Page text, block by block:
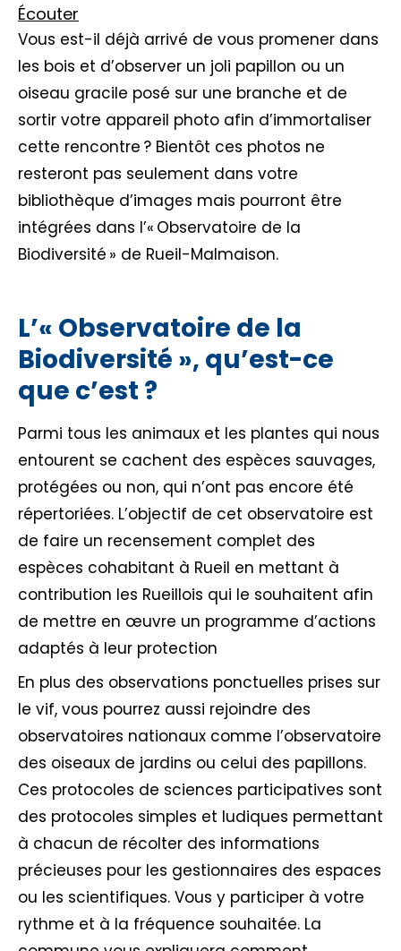
Écouter
Vous est-il déjà arrivé de vous promener dans
les bois et d’observer un joli papillon ou un
oiseau gracile posé sur une branche et de
sortir votre appareil photo afin d’immortaliser
cette rencontre ? Bientôt ces photos ne
resteront pas seulement dans votre
bibliothèque d’images mais pourront être
intégrées dans l’« Observatoire de la
Biodiversité » de Rueil-Malmaison.
L’« Observatoire de la
Biodiversité », qu’est-ce
que c’est ?
Parmi tous les animaux et les plantes qui nous
entourent se cachent des espèces sauvages,
protégées ou non, qui n’ont pas encore été
répertoriées. L’objectif de cet observatoire est
de faire un recensement complet des
espèces cohabitant à Rueil en mettant à
contribution les Rueillois qui le souhaitent afin
de mettre en œuvre un programme d’actions
adaptés à leur protection
En plus des observations ponctuelles prises sur
le vif, vous pourrez aussi rejoindre des
observatoires nationaux comme l’observatoire
des oiseaux de jardins ou celui des papillons.
Ces protocoles de sciences participatives sont
des protocoles simples et ludiques permettant
à chacun de récolter des informations
précieuses pour les gestionnaires des espaces
ou les scientifiques. Vous y participer à votre
rythme et à la fréquence souhaitée. La